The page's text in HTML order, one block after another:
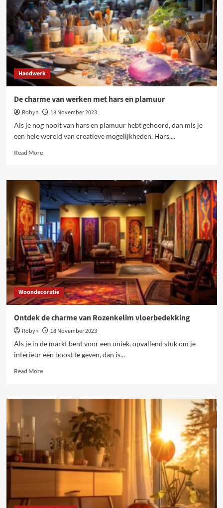
avontuur
Handwerk
De charme van werken met hars en plamuur
Robyn
18 November 2023
Als je nog nooit van hars en plamuur hebt gehoord, dan mis je
een hele wereld van creatieve mogelijkheden. Hars,...
Read MoreRead
De
charme
van
werken
met
hars
en
plamuur
Woondecoratie
Ontdek de charme van Rozenkelim vloerbedekking
Robyn
18 November 2023
Als je in de markt bent voor een uniek, opvallend stuk om je
interieur een boost te geven, dan is...
Read MoreRead
Ontdek
charme
Rozenkelim
vloerbedekking